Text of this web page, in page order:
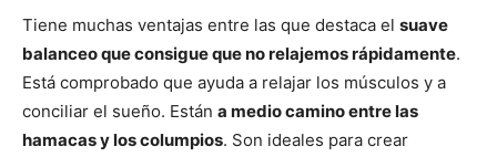
Tiene muchas ventajas entre las que destaca el suave
balanceo que consigue que no relajemos rápidamente.
Está comprobado que ayuda a relajar los músculos y a
conciliar el sueño. Están a medio camino entre las
hamacas y los columpios. Son ideales para crear